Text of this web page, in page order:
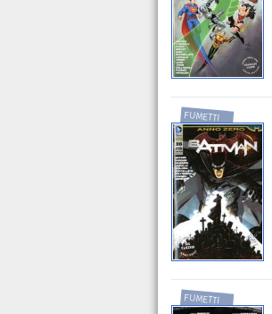
FUMETTI
FUMETTI